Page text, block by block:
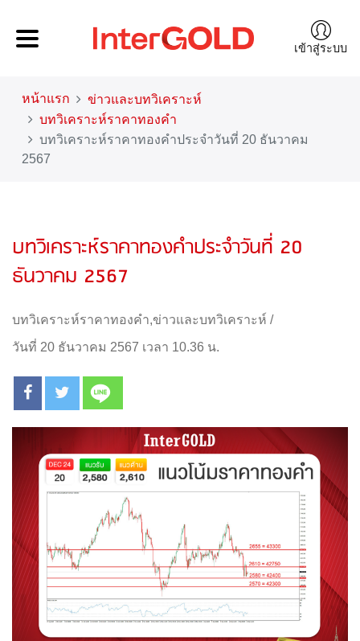
เข้าสู่ระบบ
หน้าแรก
ข่าวและบทวิเคราะห์
บทวิเคราะห์ราคาทองคำ
บทวิเคราะห์ราคาทองคำประจำวันที่ 20 ธันวาคม
2567
บทวิเคราะห์ราคาทองคำประจำวันที่ 20
ธันวาคม 2567
บทวิเคราะห์ราคาทองคำ,ข่าวและบทวิเคราะห์ /
วันที่ 20 ธันวาคม 2567 เวลา 10.36 น.